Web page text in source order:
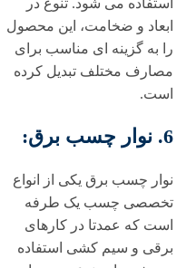
استفاده می شود. تنوع در
ابعاد و ضخامت، این محصول
را به گزینه ای مناسب برای
مصارف مختلف تبدیل کرده
است.
6. نوار چسب برق:
نوار چسب برق یکی از انواع
تخصصی چسب یک طرفه
است که عمدتا در کارهای
برقی و سیم کشی استفاده